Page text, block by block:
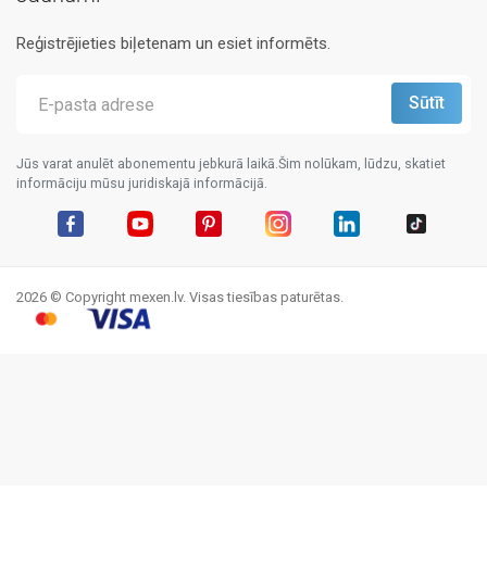
Reģistrējieties biļetenam un esiet informēts.
Jūs varat anulēt abonementu jebkurā laikā.Šim nolūkam, lūdzu, skatiet
informāciju mūsu juridiskajā informācijā.
2026 © Copyright mexen.lv. Visas tiesības paturētas.